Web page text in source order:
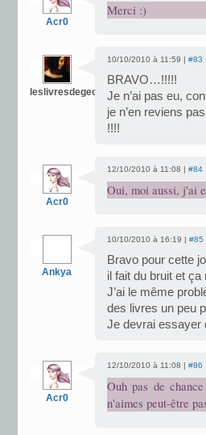
Acr0
Merci :)
leslivresdegeorgesandetmoi
10/10/2010 à 11:59 | #83
BRAVO…!!!!!
Je n’ai pas eu,
je n’en reviens
!!!!
Acr0
12/10/2010 à 11:08 | #84
Oui, moi aussi, j'ai
Ankya
10/10/2010 à 16:19 | #85
Bravo pour cette
il fait du bruit et ça
J’ai le même
des livres un peu
Je devrai essayer
Acr0
12/10/2010 à 11:08 | #86
Ouh pas de
n'aimes peut-être